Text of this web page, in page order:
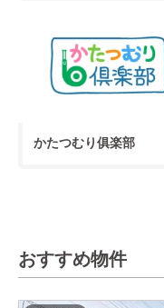
かたつむり俱楽部
おすすめ物件